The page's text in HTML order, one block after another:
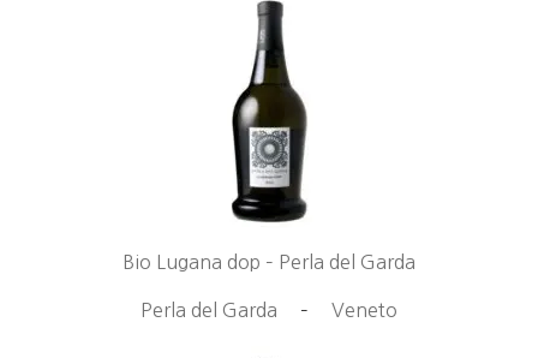
Bio Lugana dop – Perla del Garda
Perla del Garda – Veneto